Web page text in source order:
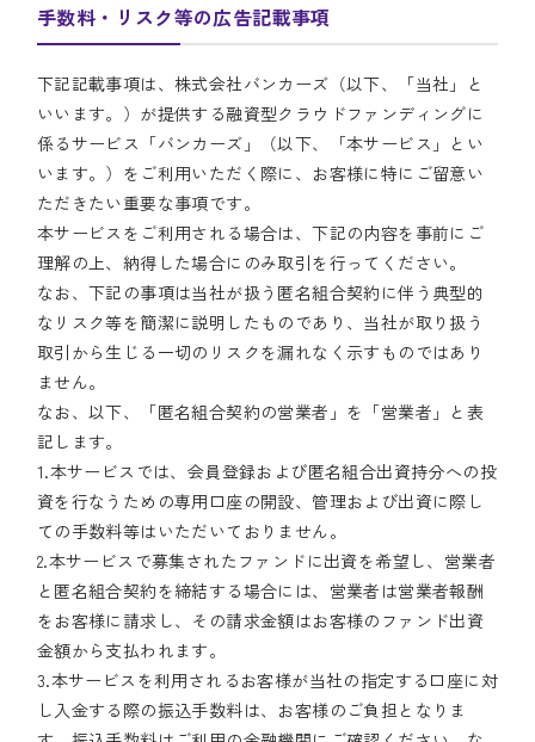
手数料・リスク等の広告記載事項
下記記載事項は、株式会社バンカーズ（以下、「当社」と
いいます。）が提供する融資型クラウドファンディングに
係るサービス「バンカーズ」（以下、「本サービス」とい
います。）をご利用いただく際に、お客様に特にご留意い
ただきたい重要な事項です。
本サービスをご利用される場合は、下記の内容を事前にご
理解の上、納得した場合にのみ取引を行ってください。
なお、下記の事項は当社が扱う匿名組合契約に伴う典型的
なリスク等を簡潔に説明したものであり、当社が取り扱う
取引から生じる一切のリスクを漏れなく示すものではあり
ません。
なお、以下、「匿名組合契約の営業者」を「営業者」と表
記します。
1.本サービスでは、会員登録および匿名組合出資持分への投
資を行なうための専用口座の開設、管理および出資に際し
ての手数料等はいただいておりません。
2.本サービスで募集されたファンドに出資を希望し、営業者
と匿名組合契約を締結する場合には、営業者は営業者報酬
をお客様に請求し、その請求金額はお客様のファンド出資
金額から支払われます。
3.本サービスを利用されるお客様が当社の指定する口座に対
し入金する際の振込手数料は、お客様のご負担となりま